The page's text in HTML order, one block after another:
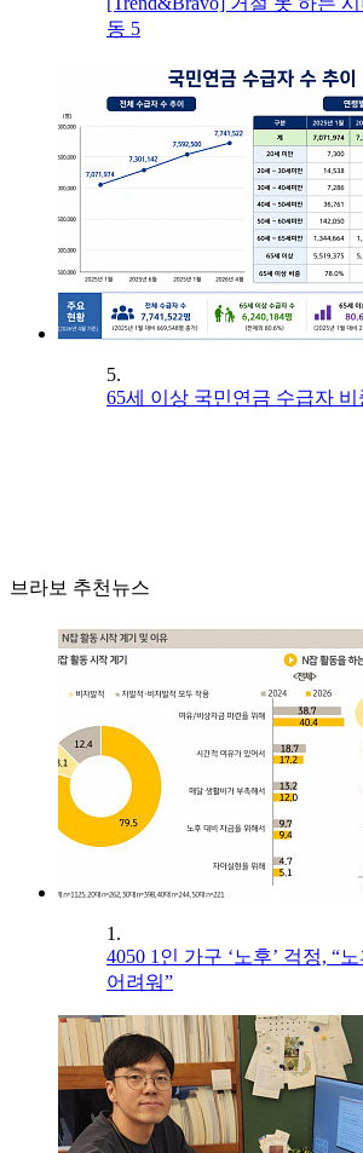
동 5
5.
65세 이상 국민연금 수급자 비
브라보 추천뉴스
1.
4050 1인 가구 ‘노후’ 걱정, “
어려워”